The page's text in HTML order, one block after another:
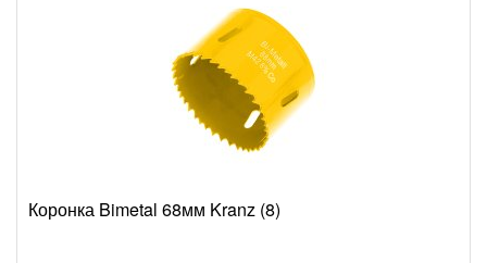
Коронка Bimetal 68мм Kranz (8)